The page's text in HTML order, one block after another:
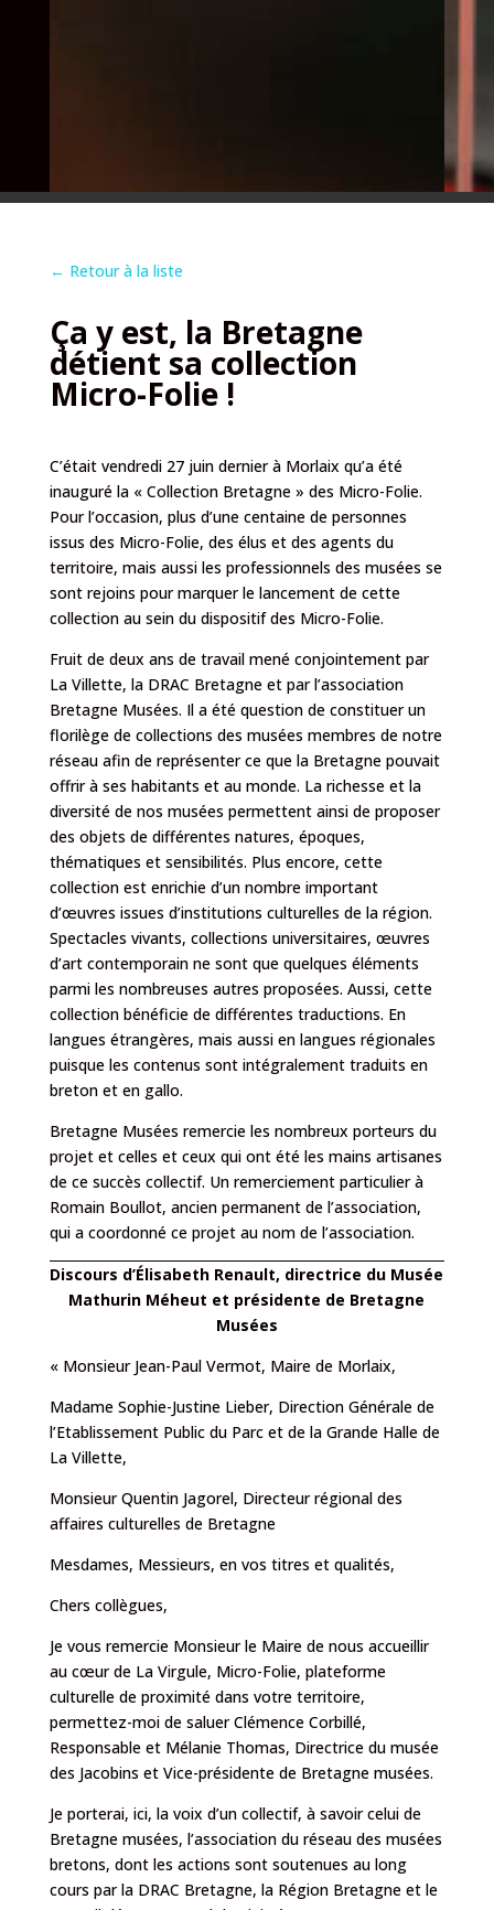
← Retour à la liste
Ça y est, la Bretagne
détient sa collection
Micro-Folie !
C’était vendredi 27 juin dernier à Morlaix qu’a été
inauguré la « Collection Bretagne » des Micro-Folie.
Pour l’occasion, plus d’une centaine de personnes
issus des Micro-Folie, des élus et des agents du
territoire, mais aussi les professionnels des musées se
sont rejoins pour marquer le lancement de cette
collection au sein du dispositif des Micro-Folie.
Fruit de deux ans de travail mené conjointement par
La Villette, la DRAC Bretagne et par l’association
Bretagne Musées. Il a été question de constituer un
florilège de collections des musées membres de notre
réseau afin de représenter ce que la Bretagne pouvait
offrir à ses habitants et au monde. La richesse et la
diversité de nos musées permettent ainsi de proposer
des objets de différentes natures, époques,
thématiques et sensibilités. Plus encore, cette
collection est enrichie d’un nombre important
d’œuvres issues d’institutions culturelles de la région.
Spectacles vivants, collections universitaires, œuvres
d’art contemporain ne sont que quelques éléments
parmi les nombreuses autres proposées. Aussi, cette
collection bénéficie de différentes traductions. En
langues étrangères, mais aussi en langues régionales
puisque les contenus sont intégralement traduits en
breton et en gallo.
Bretagne Musées remercie les nombreux porteurs du
projet et celles et ceux qui ont été les mains artisanes
de ce succès collectif. Un remerciement particulier à
Romain Boullot, ancien permanent de l’association,
qui a coordonné ce projet au nom de l’association.
Discours d’Élisabeth Renault, directrice du Musée
Mathurin Méheut et présidente de Bretagne
Musées
« Monsieur Jean-Paul Vermot, Maire de Morlaix,
Madame Sophie-Justine Lieber, Direction Générale de
l’Etablissement Public du Parc et de la Grande Halle de
La Villette,
Monsieur Quentin Jagorel, Directeur régional des
affaires culturelles de Bretagne
Mesdames, Messieurs, en vos titres et qualités,
Chers collègues,
Je vous remercie Monsieur le Maire de nous accueillir
au cœur de La Virgule, Micro-Folie, plateforme
culturelle de proximité dans votre territoire,
permettez-moi de saluer Clémence Corbillé,
Responsable et Mélanie Thomas, Directrice du musée
des Jacobins et Vice-présidente de Bretagne musées.
Je porterai, ici, la voix d’un collectif, à savoir celui de
Bretagne musées, l’association du réseau des musées
bretons, dont les actions sont soutenues au long
cours par la DRAC Bretagne, la Région Bretagne et le